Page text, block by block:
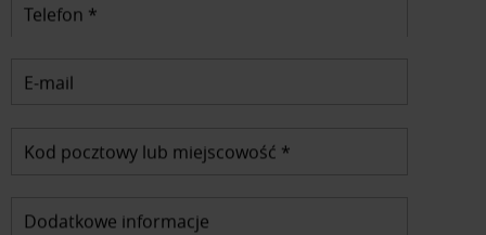
Telefon *
E-mail
Kod pocztowy lub miejscowość *
Dodatkowe informacje